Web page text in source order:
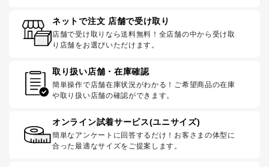
ネットで注文 店舗で受け取り
店舗で受け取りなら送料無料！全店舗の中から受け取
り店舗をお選びいただけます。
取り扱い店舗・在庫確認
簡単操作で店舗在庫状況がわかる！ご希望商品の在庫
や取り扱い店舗の確認ができます。
オンライン試着サービス(ユニサイズ)
簡単なアンケートに回答するだけ！お客さまの体型に
合った最適なサイズをご提案します。